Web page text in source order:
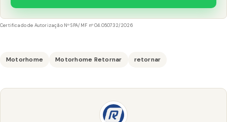
Certificado de Autorização Nº SPA/MF nº 04.050732/2026
Motorhome Motorhome Retornar retornar